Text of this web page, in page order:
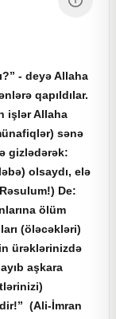
ı?” - deyəAllaha
lərə qapıldılar.
işlər Allaha
sənə
gizlədərək:
olsaydı, elə
De:
ölüm
(öləcəkləri)
ürəklərinizdə
aşkara
(Ali-İmran